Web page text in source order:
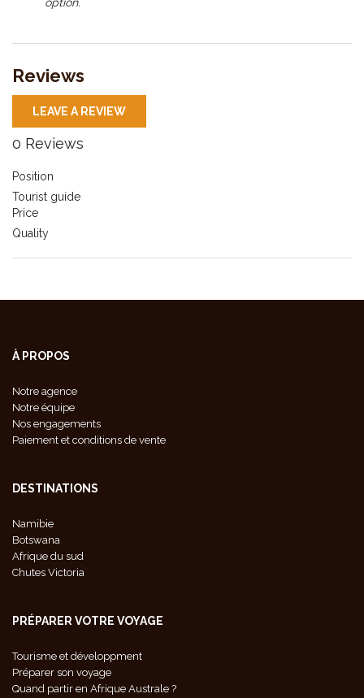
Reviews
LEAVE A REVIEW
0 Reviews
Position
Tourist guide
Price
Quality
À PROPOS
Notre agence
Notre équipe
Nos engagements
Paiement et conditions de vente
DESTINATIONS
Namibie
Botswana
Afrique du sud
Chutes Victoria
PRÉPARER VOTRE VOYAGE
Tourisme et développment
Préparer son voyage
Quand partir en Afrique Australe ?